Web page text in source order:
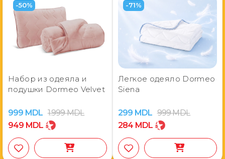
-50%
Набор из одеяла и
подушки Dormeo Velvet
999 MDL 1.999MDL
949 MDL
-71%
Легкое одеяло Dormeo
Siena
299 MDL 999MDL
284 MDL